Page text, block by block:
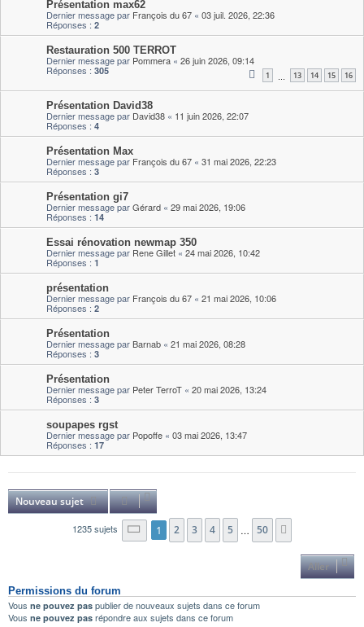
Présentation max62
Dernier message par François du 67 « 03 juil. 2026, 22:36
Réponses : 2
Restauration 500 TERROT
Dernier message par Pommera « 26 juin 2026, 09:14
Réponses : 305 1 … 13 14 15 16
Présentation David38
Dernier message par David38 « 11 juin 2026, 22:07
Réponses : 4
Présentation Max
Dernier message par François du 67 « 31 mai 2026, 22:23
Réponses : 3
Présentation gi7
Dernier message parGérard « 29 mai 2026, 19:06
Réponses : 14
Essai rénovation newmap 350
Dernier message par Rene Gillet « 24 mai 2026, 10:42
Réponses : 1
présentation
Dernier message par François du 67 « 21 mai 2026, 10:06
Réponses : 2
Présentation
Dernier message parBarnab « 21 mai 2026, 08:28
Réponses : 3
Présentation
Dernier message par Peter TerroT « 20 mai 2026, 13:24
Réponses : 3
soupapes rgst
Dernier message par Popoffe « 03 mai 2026, 13:47
Réponses : 17
Nouveau sujet
1235 sujets Page sur50
1 2 3 4 5 … 50
Aller
Permissions du forum
Vous ne pouvez pas publier de nouveaux sujets dans ce forum
Vous ne pouvez pas répondre aux sujets dans ce forum